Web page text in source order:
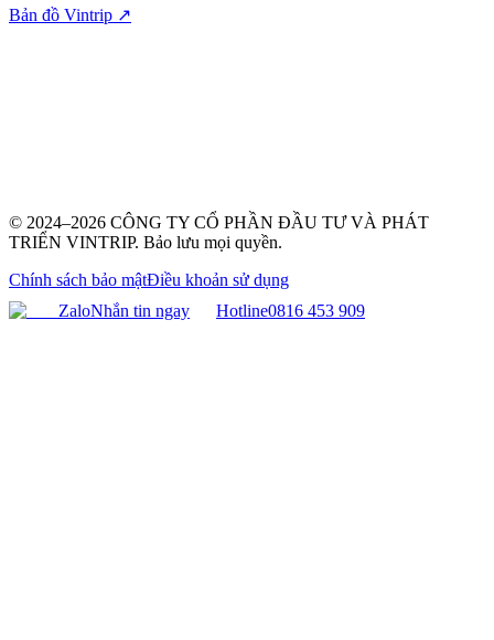
Bản đồ Vintrip ↗
© 2024–2026 CÔNG TY CỔ PHẦN ĐẦU TƯ VÀ PHÁT
TRIỂN VINTRIP. Bảo lưu mọi quyền.
Chính sách bảo mậtĐiều khoản sử dụng
ZaloNhắn tin ngay Hotline0816 453 909